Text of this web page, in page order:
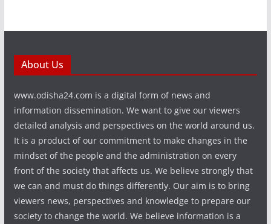
About Us
www.odisha24.com is a digital form of news and
information dissemination. We want to give our viewers
detailed analysis and perspectives on the world around us.
It is a product of our commitment to make changes in the
mindset of the people and the administration on every
front of the society that affects us. We believe strongly that
we can and must do things differently. Our aim is to bring
viewers news, perspectives and knowledge to prepare our
society to change the world. We believe information is a